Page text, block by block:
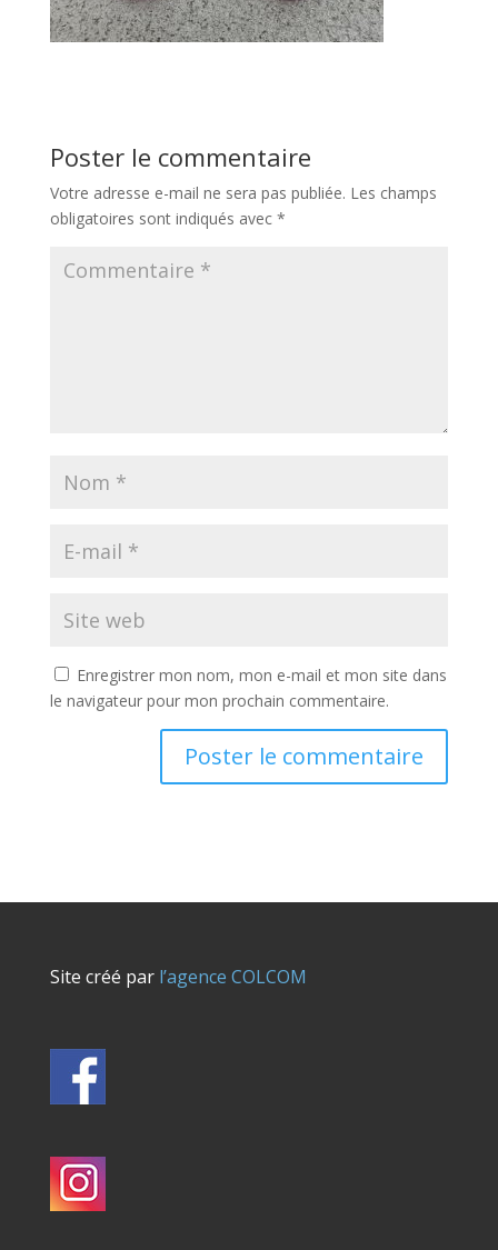
Poster le commentaire
Votre adresse e-mail ne sera pas publiée. Les champs
obligatoires sont indiqués avec *
Enregistrer mon nom, mon e-mail et mon site dans
le navigateur pour mon prochain commentaire.
Site créé parl’agence COLCOM